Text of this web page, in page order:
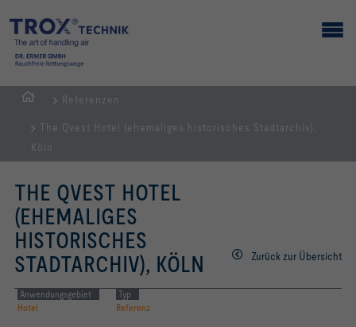
Referenzen
The Qvest Hotel (ehemaliges historisches Stadtarchiv),
Köln
THE QVEST HOTEL
(EHEMALIGES
HISTORISCHES
STADTARCHIV), KÖLN
Zurück zur Übersicht
Anwendungsgebiet
Hotel
Typ
Referenz